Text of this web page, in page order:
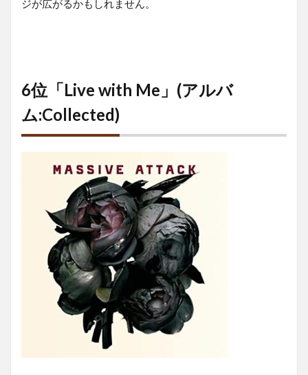
ジが広がるかもしれません。
6位「Live with Me」(アルバ
ム:Collected)